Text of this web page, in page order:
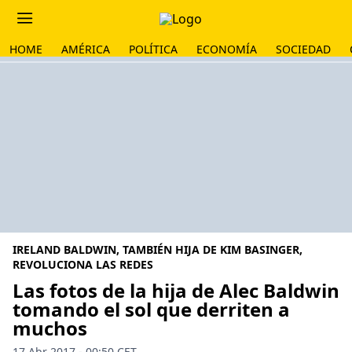
HOME AMÉRICA POLÍTICA ECONOMÍA SOCIEDAD
IRELAND BALDWIN, TAMBIÉN HIJA DE KIM BASINGER,
REVOLUCIONA LAS REDES
Las fotos de la hija de Alec Baldwin
tomando el sol que derriten a
muchos